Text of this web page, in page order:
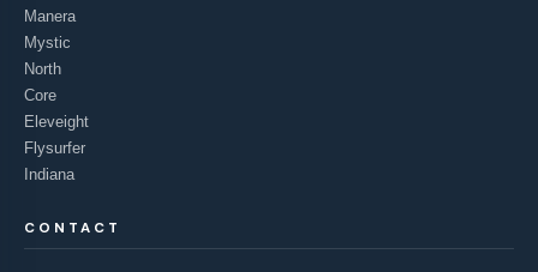
Manera
Mystic
North
Core
Eleveight
Flysurfer
Indiana
CONTACT